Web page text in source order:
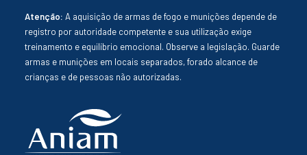
Atenção: A aquisição de armas de fogo e munições depende de
registro por autoridade competente e sua utilização exige
treinamento e equilíbrio emocional. Observe a legislação. Guarde
armas e munições em locais separados, forado alcance de
crianças e de pessoas não autorizadas.